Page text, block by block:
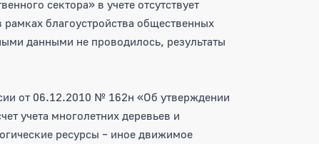
сектора» в учете отсутствует
благоустройства общественных
данными не проводилось, результаты
от 06.12.2010 № 162н «Об утверждении
учета многолетних деревьев и
ресурсы – иное движимое